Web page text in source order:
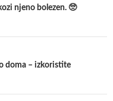
njeno bolezen. 🥺
doma – izkoristite